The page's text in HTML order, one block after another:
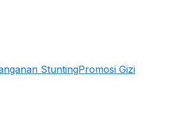
StuntingPromosi Gizi